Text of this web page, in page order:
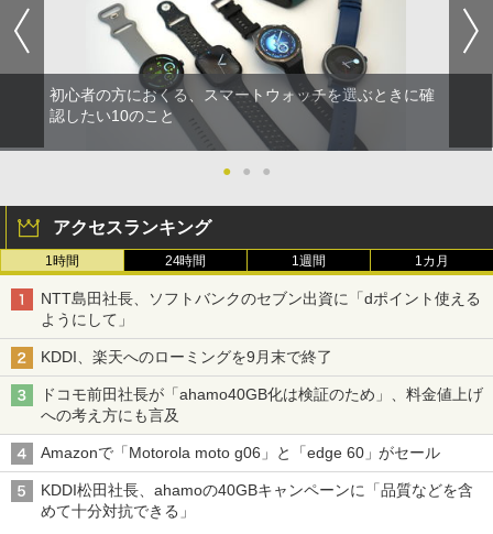
初心者の方におくる、スマートウォッチを選ぶときに確
認したい10のこと
● ● ●
アクセスランキング
1時間 24時間 1週間 1カ月
NTT島田社長、ソフトバンクのセブン出資に「dポイント使える
ようにして」
KDDI、楽天へのローミングを9月末で終了
ドコモ前田社長が「ahamo40GB化は検証のため」、料金値上げ
への考え方にも言及
Amazonで「Motorola moto g06」と「edge 60」がセール
KDDI松田社長、ahamoの40GBキャンペーンに「品質などを含
めて十分対抗できる」